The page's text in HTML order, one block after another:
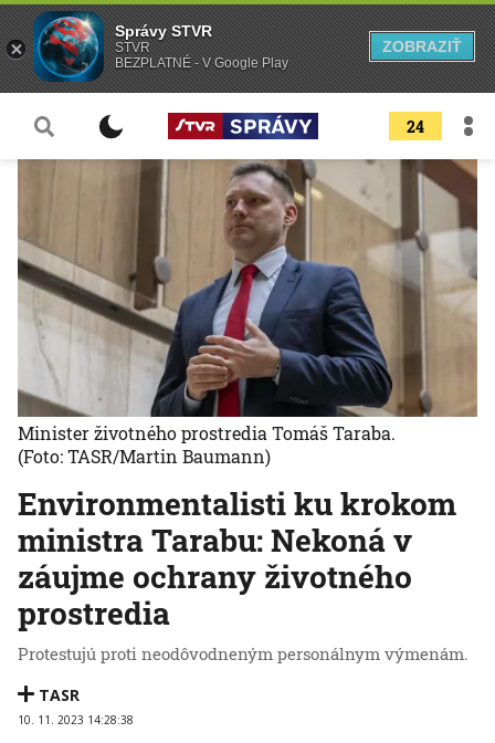
24
Environmentalisti ku krokom
ministra Tarabu: Nekoná v
záujme ochrany životného
prostredia
Protestujú proti neodôvodneným personálnym výmenám.
TASR
10. 11. 2023 14:28:38
Minister životného prostredia Tomáš Taraba.
(Foto: TASR/Martin Baumann)
Správy STVR
STVR
BEZPLATNÉ - V Google Play
ZOBRAZIŤ